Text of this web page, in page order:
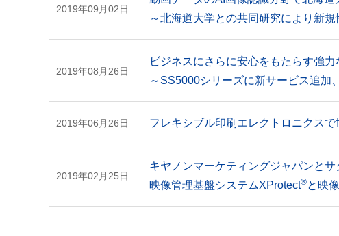
2019年09月02日
～北海道大学との共同研究により新
2019年08月26日
ビジネスにさらに安心をもたらす強
～SS5000シリーズに新サービス追加
2019年06月26日 フレキシブル印刷エレクトロニクス
2019年02月25日
キヤノンマーケティングジャパンと
映像管理基盤システムXProtect®と映